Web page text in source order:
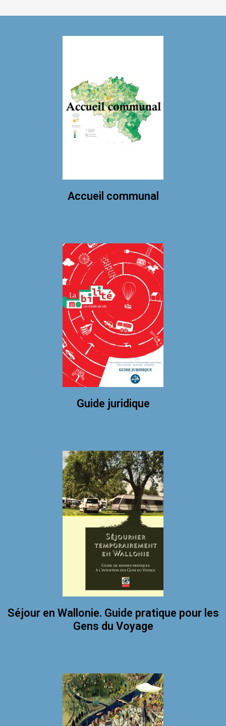
Accueil communal
Guide juridique
Séjour en Wallonie. Guide pratique pour les
Gens du Voyage